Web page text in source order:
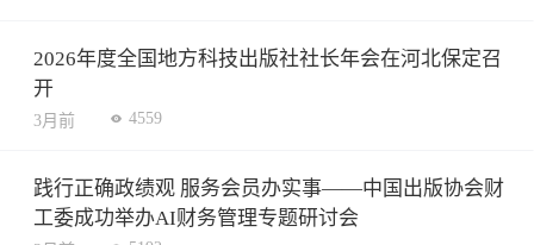
2026年度全国地方科技出版社社长年会在河北保定召
开
3月前 4559
践行正确政绩观 服务会员办实事——中国出版协会财
工委成功举办AI财务管理专题研讨会